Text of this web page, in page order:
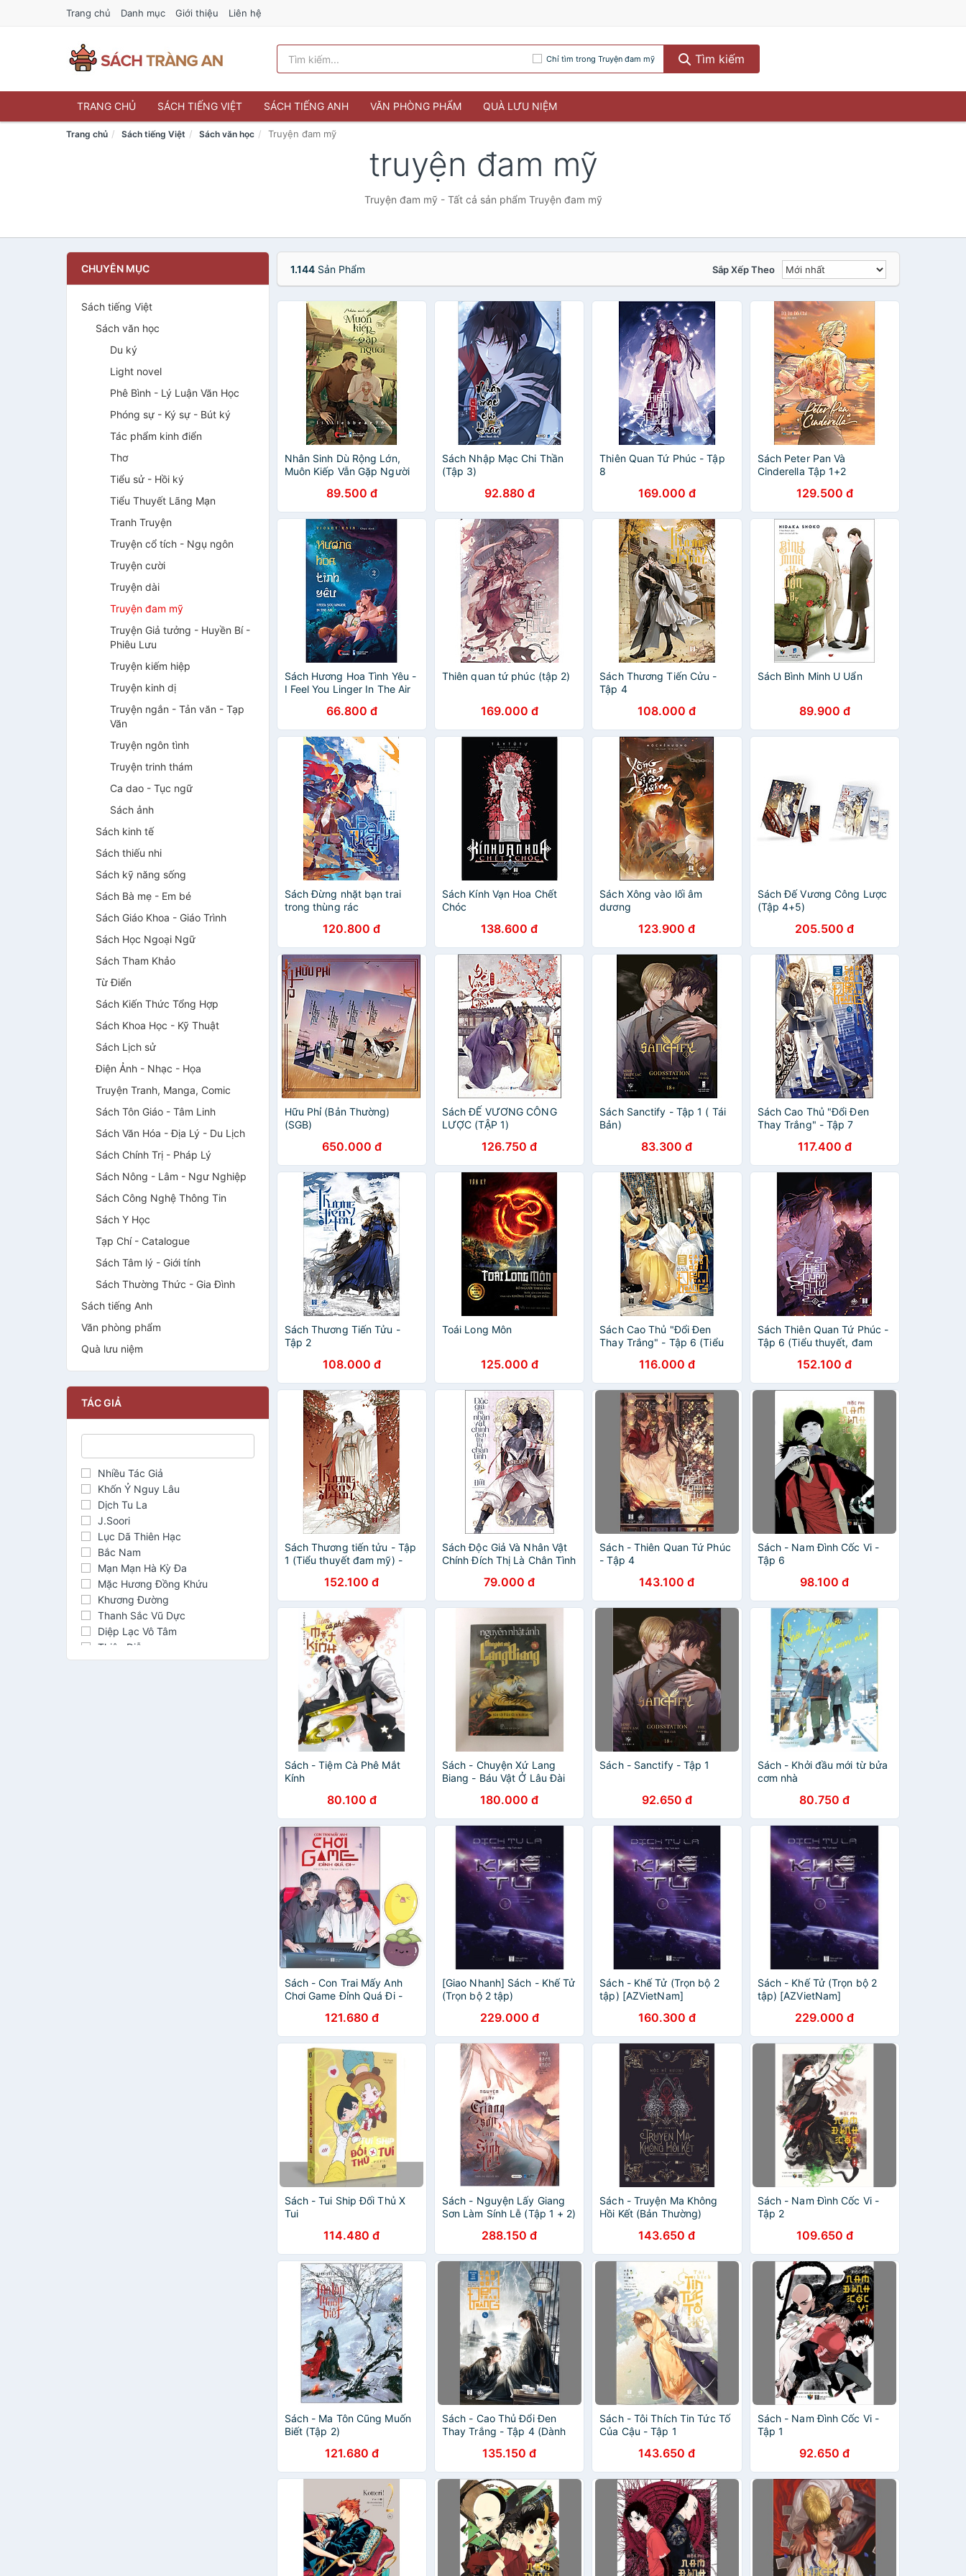
Trang chủ Danh mục Giới thiệu Liên hệ
Chỉ tìm trong Truyện đam mỹ Tìm kiếm
TRANG CHỦ SÁCH TIẾNG VIỆT SÁCH TIẾNG ANH VĂN PHÒNG PHẨM QUÀ LƯU NIỆM
Trang chủ Sách tiếng Việt Sách văn học Truyện đam mỹ
truyện đam mỹ
Truyện đam mỹ - Tất cả sản phẩm Truyện đam mỹ
CHUYÊN MỤC
Sách tiếng Việt
Sách văn học
Du ký
Light novel
Phê Bình - Lý Luận Văn Học
Phóng sự - Ký sự - Bút ký
Tác phẩm kinh điển
Thơ
Tiểu sử - Hồi ký
Tiểu Thuyết Lãng Mạn
Tranh Truyện
Truyện cổ tích - Ngụ ngôn
Truyện cười
Truyện dài
Truyện đam mỹ
Truyện Giả tưởng - Huyền Bí -
Phiêu Lưu
Truyện kiếm hiệp
Truyện kinh dị
Truyện ngắn - Tản văn - Tạp
Văn
Truyện ngôn tình
Truyện trinh thám
Ca dao - Tục ngữ
Sách ảnh
Sách kinh tế
Sách thiếu nhi
Sách kỹ năng sống
Sách Bà mẹ - Em bé
Sách Giáo Khoa - Giáo Trình
Sách Học Ngoại Ngữ
Sách Tham Khảo
Từ Điển
Sách Kiến Thức Tổng Hợp
Sách Khoa Học - Kỹ Thuật
Sách Lịch sử
Điện Ảnh - Nhạc - Họa
Truyện Tranh, Manga, Comic
Sách Tôn Giáo - Tâm Linh
Sách Văn Hóa - Địa Lý - Du Lịch
Sách Chính Trị - Pháp Lý
Sách Nông - Lâm - Ngư Nghiệp
Sách Công Nghệ Thông Tin
Sách Y Học
Tạp Chí - Catalogue
Sách Tâm lý - Giới tính
Sách Thường Thức - Gia Đình
Sách tiếng Anh
Văn phòng phẩm
Quà lưu niệm
TÁC GIẢ
Nhiều Tác Giả
Khốn Ỷ Nguy Lâu
Dịch Tu La
J.Soori
Lục Dã Thiên Hạc
Bắc Nam
Mạn Mạn Hà Kỳ Đa
Mặc Hương Đồng Khứu
Khương Đường
Thanh Sắc Vũ Dực
Diệp Lạc Vô Tâm
Thiên Diễn
Phong Thư Lưu Ngốc
1.144Sản Phẩm Sắp Xếp Theo
Nhân Sinh Dù Rộng Lớn,
Muôn Kiếp Vẫn Gặp Người
89.500 đ
Sách Nhập Mạc Chi Thần
(Tập 3)
92.880 đ
Thiên Quan Tứ Phúc - Tập
8
169.000 đ
Sách Peter Pan Và
Cinderella Tập 1+2
129.500 đ
Sách Hương Hoa Tình Yêu -
I Feel You Linger In The Air
66.800 đ
Thiên quan tứ phúc (tập 2)
169.000 đ
Sách Thương Tiến Cửu -
Tập 4
108.000 đ
Sách Bình Minh U Uẩn
89.900 đ
Sách Đừng nhặt bạn trai
trong thùng rác
120.800 đ
Sách Kính Vạn Hoa Chết
Chóc
138.600 đ
Sách Xông vào lối âm
dương
123.900 đ
Sách Đế Vương Công Lược
(Tập 4+5)
205.500 đ
Hữu Phỉ (Bản Thường)
(SGB)
650.000 đ
Sách ĐẾ VƯƠNG CÔNG
LƯỢC (TẬP 1)
126.750 đ
Sách Sanctify - Tập 1 ( Tái
Bản)
83.300 đ
Sách Cao Thủ "Đổi Đen
Thay Trắng" - Tập 7
117.400 đ
Sách Thương Tiến Tửu -
Tập 2
108.000 đ
Toái Long Môn
125.000 đ
Sách Cao Thủ "Đổi Đen
Thay Trắng" - Tập 6 (Tiểu
116.000 đ
Sách Thiên Quan Tứ Phúc -
Tập 6 (Tiểu thuyết, đam
152.100 đ
Sách Thương tiến tửu - Tập
1 (Tiểu thuyết đam mỹ) -
152.100 đ
Sách Độc Giả Và Nhân Vật
Chính Đích Thị Là Chân Tình
79.000 đ
Sách - Thiên Quan Tứ Phúc
- Tập 4
143.100 đ
Sách - Nam Đình Cốc Vi -
Tập 6
98.100 đ
Sách - Tiệm Cà Phê Mắt
Kính
80.100 đ
Sách - Chuyện Xứ Lang
Biang - Báu Vật Ở Lâu Đài
180.000 đ
Sách - Sanctify - Tập 1
92.650 đ
Sách - Khởi đầu mới từ bửa
cơm nhà
80.750 đ
Sách - Con Trai Mấy Anh
Chơi Game Đỉnh Quá Đi -
121.680 đ
[Giao Nhanh] Sách - Khế Tử
(Trọn bộ 2 tập)
229.000 đ
Sách - Khế Tử (Trọn bộ 2
tập) [AZVietNam]
160.300 đ
Sách - Khế Tử (Trọn bộ 2
tập) [AZVietNam]
229.000 đ
Sách - Tui Ship Đối Thủ X
Tui
114.480 đ
Sách - Nguyện Lấy Giang
Sơn Làm Sính Lễ (Tập 1 + 2)
288.150 đ
Sách - Truyện Ma Không
Hồi Kết (Bản Thường)
143.650 đ
Sách - Nam Đình Cốc Vi -
Tập 2
109.650 đ
Sách - Ma Tôn Cũng Muốn
Biết (Tập 2)
121.680 đ
Sách - Cao Thủ Đổi Đen
Thay Trắng - Tập 4 (Dành
135.150 đ
Sách - Tôi Thích Tin Tức Tố
Của Cậu - Tập 1
143.650 đ
Sách - Nam Đình Cốc Vi -
Tập 1
92.650 đ